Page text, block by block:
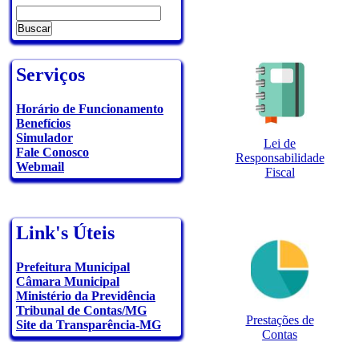
Serviços
Horário de Funcionamento
Benefícios
Simulador
Fale Conosco
Webmail
Link's Úteis
Prefeitura Municipal
Câmara Municipal
Ministério da Previdência
Tribunal de Contas/MG
Site da Transparência-MG
Lei de
Responsabilidade
Fiscal
Prestações de
Contas